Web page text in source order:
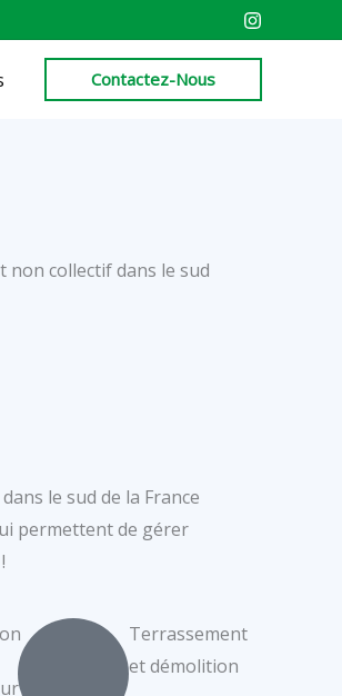
Contactez-Nous
collectif dans le sud
le sud de la France
permettent de gérer
Terrassement
et démolition